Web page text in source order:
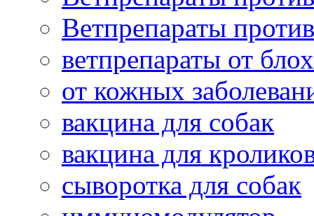
Ветпрепараты
ветпрепараты от
от кожных
вакцина для собак
вакцина для
сыворотка для собак